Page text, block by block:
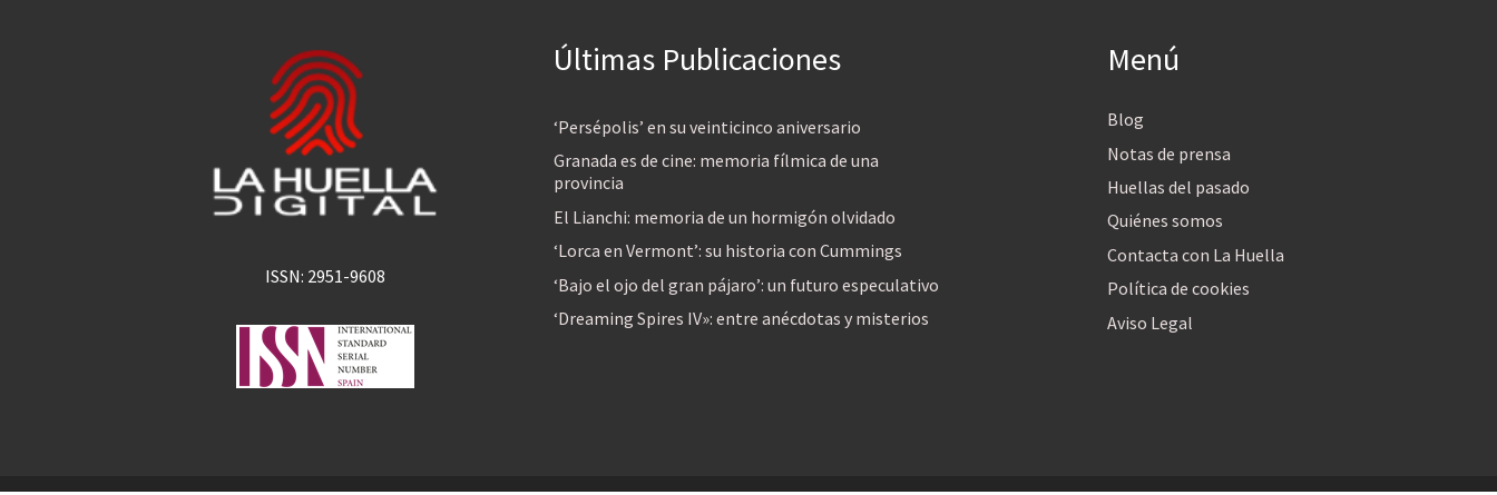
ISSN: 2951-9608
Últimas Publicaciones
‘Persépolis’ en su veinticinco aniversario
Granada es de cine: memoria fílmica de una
provincia
El Lianchi: memoria de un hormigón olvidado
‘Lorca en Vermont’: su historia con Cummings
‘Bajo el ojo del gran pájaro’: un futuro especulativo
‘Dreaming Spires IV»: entre anécdotas y misterios
Menú
Blog
Notas de prensa
Huellas del pasado
Quiénes somos
Contacta con La Huella
Política de cookies
Aviso Legal